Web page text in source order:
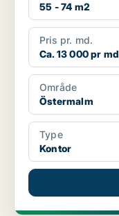
55 - 74 m2
Pris pr. md.
Ca. 13 000 pr md
Område
Östermalm
Type
Kontor